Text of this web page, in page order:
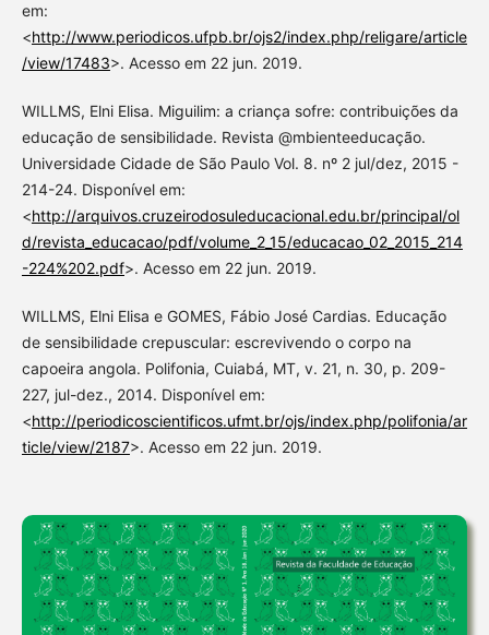
em:
<http://www.periodicos.ufpb.br/ojs2/index.php/religare/article
/view/17483>. Acesso em 22 jun. 2019.
WILLMS, Elni Elisa. Miguilim: a criança sofre: contribuições da
educação de sensibilidade. Revista @mbienteeducação.
Universidade Cidade de São Paulo Vol. 8. nº 2 jul/dez, 2015 -
214-24. Disponível em:
<http://arquivos.cruzeirodosuleducacional.edu.br/principal/ol
d/revista_educacao/pdf/volume_2_15/educacao_02_2015_214
-224%202.pdf>. Acesso em 22 jun. 2019.
WILLMS, Elni Elisa e GOMES, Fábio José Cardias. Educação
de sensibilidade crepuscular: escrevivendo o corpo na
capoeira angola. Polifonia, Cuiabá, MT, v. 21, n. 30, p. 209-
227, jul-dez., 2014. Disponível em:
<http://periodicoscientificos.ufmt.br/ojs/index.php/polifonia/ar
ticle/view/2187>. Acesso em 22 jun. 2019.